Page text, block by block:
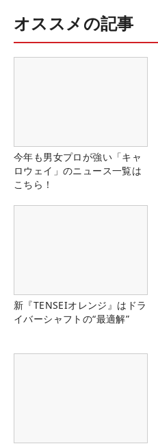
オススメの記事
今年も男女プロが強い「キャ
ロウェイ」のニュース一覧は
こちら！
新『TENSEIオレンジ』はドラ
イバーシャフトの“最適解”